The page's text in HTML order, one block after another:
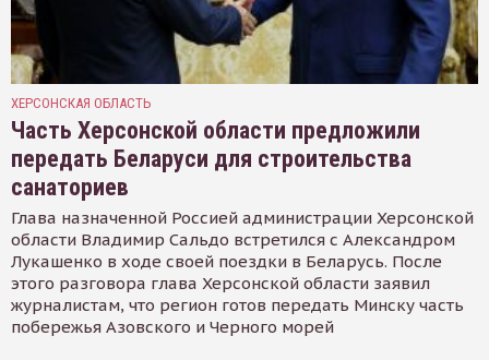
ХЕРСОНСКАЯ ОБЛАСТЬ
Часть Херсонской области предложили
передать Беларуси для строительства
санаториев
Глава назначенной Россией администрации Херсонской
области Владимир Сальдо встретился с Александром
Лукашенко в ходе своей поездки в Беларусь. После
этого разговора глава Херсонской области заявил
журналистам, что регион готов передать Минску часть
побережья Азовского и Черного морей